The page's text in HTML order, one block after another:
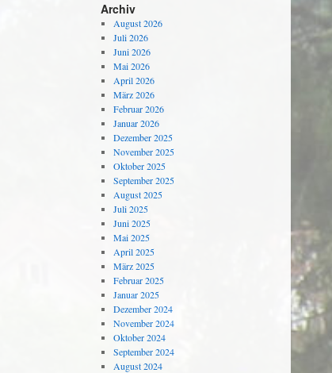
Archiv
August 2026
Juli 2026
Juni 2026
Mai 2026
April 2026
März 2026
Februar 2026
Januar 2026
Dezember 2025
November 2025
Oktober 2025
September 2025
August 2025
Juli 2025
Juni 2025
Mai 2025
April 2025
März 2025
Februar 2025
Januar 2025
Dezember 2024
November 2024
Oktober 2024
September 2024
August 2024